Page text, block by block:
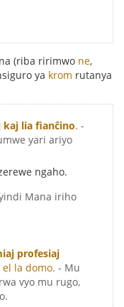
(riba ririmwo ne,
ya krom rutanya
lia fianĉino. -
yari ariyo
ngaho.
Mana iriho
profesiaj
la domo. - Mu
vyo mu rugo,